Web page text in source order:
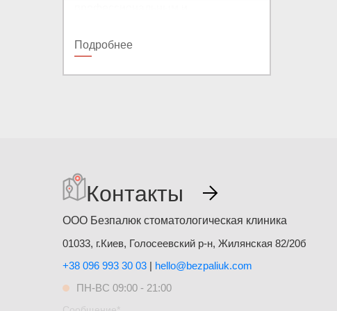
результатом и обслуживанием!
Подробнее
Контакты
ООО Безпалюк стоматологическая клиника
01033, г.Киев, Голосеевский р-н, Жилянская 82/20б
+38 096 993 30 03| hello@bezpaliuk.com
ПН-ВС 09:00 - 21:00